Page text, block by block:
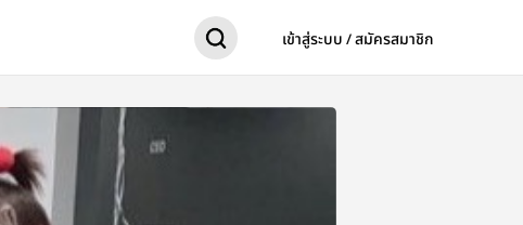
เข้าสู่ระบบ / สมัครสมาชิก